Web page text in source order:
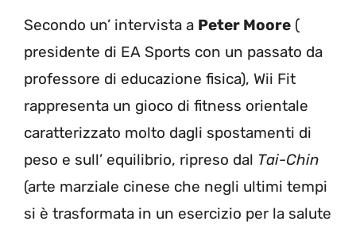
Secondo un’ intervista a Peter Moore (
presidente di EA Sports con un passato da
professore di educazione fisica), Wii Fit
rappresenta un gioco di fitness orientale
caratterizzato molto dagli spostamenti di
peso e sull’ equilibrio, ripreso dal Tai-Chin
(arte marziale cinese che negli ultimi tempi
si è trasformata in un esercizio per la salute